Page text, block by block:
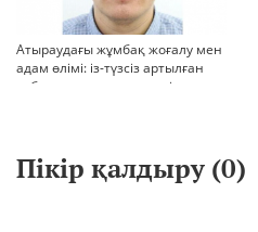
Атыраудағы жұмбақ жоғалу мен
адам өлімі: із-түзсіз артылған
отбасы, полиция тергеуі және
Пікір қалдыру (0)